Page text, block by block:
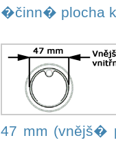
�činn� plocha
47 mm (vnějš�